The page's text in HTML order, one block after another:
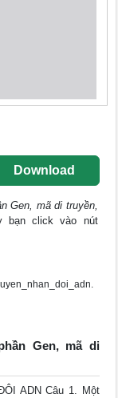
Download
Gen, mã di truyền,
bạn click vào nút
Gen, mã di
ADN Câu 1. Một